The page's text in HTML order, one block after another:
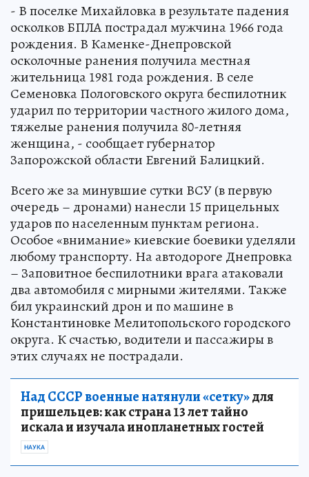
- В поселке Михайловка в результате падения
осколков БПЛА пострадал мужчина 1966 года
рождения. В Каменке-Днепровской
осколочные ранения получила местная
жительница 1981 года рождения. В селе
Семеновка Пологовского округа беспилотник
ударил по территории частного жилого дома,
тяжелые ранения получила 80-летняя
женщина, - сообщает губернатор
Запорожской области Евгений Балицкий.
Всего же за минувшие сутки ВСУ (в первую
очередь – дронами) нанесли 15 прицельных
ударов по населенным пунктам региона.
Особое «внимание» киевские боевики уделяли
любому транспорту. На автодороге Днепровка
– Заповитное беспилотники врага атаковали
два автомобиля с мирными жителями. Также
бил украинский дрон и по машине в
Константиновке Мелитопольского городского
округа. К счастью, водители и пассажиры в
этих случаях не пострадали.
Над СССР военные натянули «сетку»для
пришельцев: как страна 13 лет тайно
искала и изучала инопланетных гостей
НАУКА